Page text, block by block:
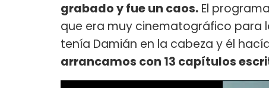
grabado y fue un caos. El
que era muy cinematográfico para
tenía Damián en la cabeza y él
arrancamos con 13 capítulos